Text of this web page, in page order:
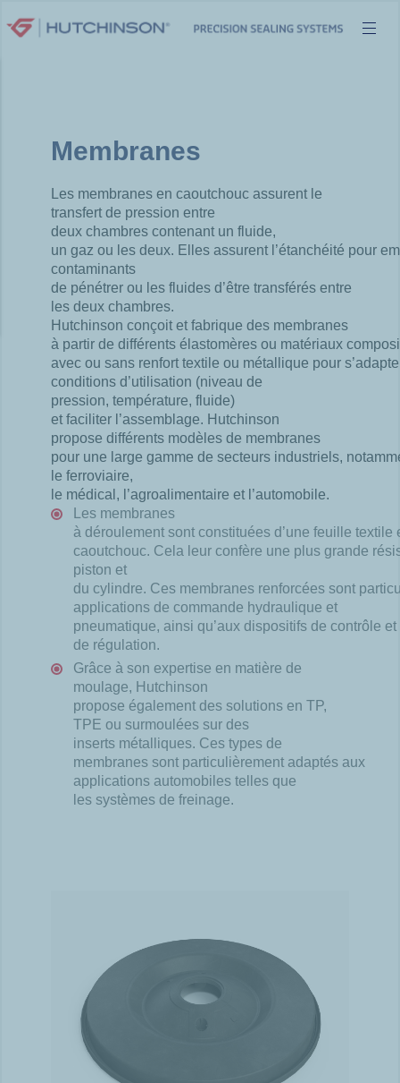
au
Membranes
Les membranes en caoutchouc assurent le
transfert de pression entre
deux chambres contenant un fluide,
un gaz ou les deux. Elles assurent l’étanchéité pour
contaminants
de pénétrer ou les fluides d’être transférés entre
les deux chambres.​
Hutchinson conçoit et fabrique des membranes
à partir de différents élastomères ou matériaux
avec ou sans renfort textile ou métallique pour
conditions d’utilisation (niveau de
pression, température, fluide)
et faciliter l’assemblage.​ Hutchinson
propose différents modèles de membranes
pour une large gamme de secteurs industriels,
le ferroviaire,
le médical, l’agroalimentaire et l’automobile.​
Les membranes
à déroulement sont constituées d’une feuille textile
caoutchouc. Cela leur confère une plus grande
piston et
du cylindre. Ces membranes renforcées sont
applications de commande hydraulique et
pneumatique, ainsi qu’aux dispositifs de contrôle et
de régulation.​
Grâce à son expertise en matière de
moulage, Hutchinson
propose également des solutions en TP,
TPE ou surmoulées sur des
inserts métalliques. Ces types de
membranes sont particulièrement adaptés aux
applications automobiles telles que
les systèmes de freinage.​